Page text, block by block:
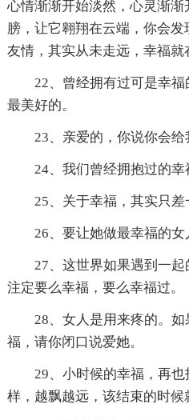
心情渐渐开始淡然，心灵渐
膀，让它翱翔在云端，你会发
友情，其实从未走远，幸福就
22、曾经拥有过可是幸
最美好的。
23、亲爱的，你说你会给
24、我们曾经拥抱过的幸
25、关于幸福，其实只差
26、要让她做最幸福的女
27、这世界如果遇到一
注定要么幸福，要么幸福过。
28、女人是用来疼的。
福，请你闭口说爱她。
29、小时候的幸福，再
样，越飘越远，该结束的时候